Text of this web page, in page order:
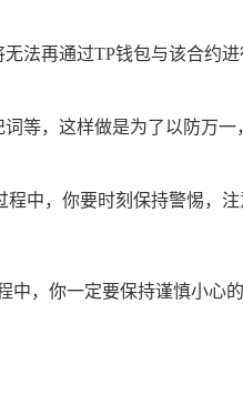
法再通过TP钱包与该合约
等，这样做是为了以防万一
中，你要时刻保持警惕，
中，你一定要保持谨慎小心